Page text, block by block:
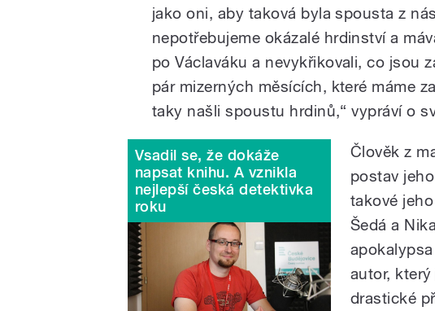
jako oni, aby taková byla spousta z
nepotřebujeme okázalé hrdinství a
po Václaváku a nevykřikovali, co jsou
pár mizerných měsících, které máme
taky našli spoustu hrdinů,“ vypráví o
Vsadil se, že dokáže
napsat knihu. A vznikla
nejlepší česká detektivka
roku
Člověk z
postav
takové
Šedá a
autor,
drastické